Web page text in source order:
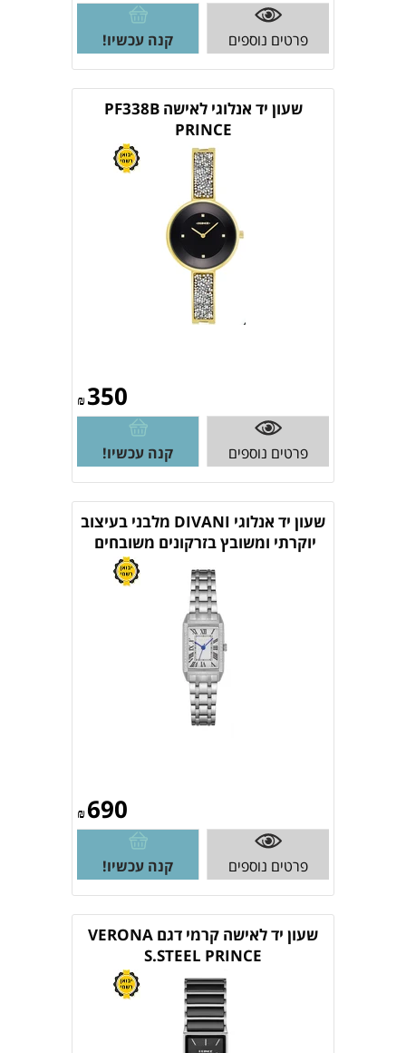
פרטים נוספים קנה עכשיו!
שעון יד אנלוגי לאישה PF338B
PRINCE
₪350
פרטים נוספים קנה עכשיו!
שעון יד אנלוגי DIVANI מלבני בעיצוב
יוקרתי ומשובץ בזרקונים משובחים
₪690
פרטים נוספים קנה עכשיו!
שעון יד לאישה קרמי דגם VERONA
S.STEEL PRINCE